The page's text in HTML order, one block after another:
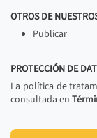
OTROS DE
Publicar
PROTECCIÓN DE
La política de
consultada en